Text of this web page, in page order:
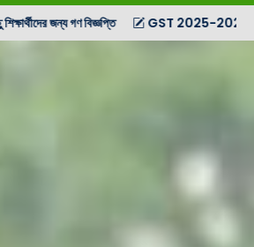
GST 2025-2026 শিক্ষাবর্ষে ভর্তিকৃত শিক্ষার্থীদের